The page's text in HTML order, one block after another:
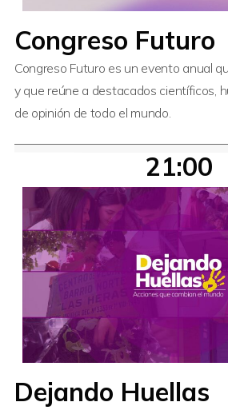
Congreso Futuro
Congreso Futuro es un evento anual
y que reúne a destacados científicos,
de opinión de todo el mundo.
21:00
Dejando Huellas